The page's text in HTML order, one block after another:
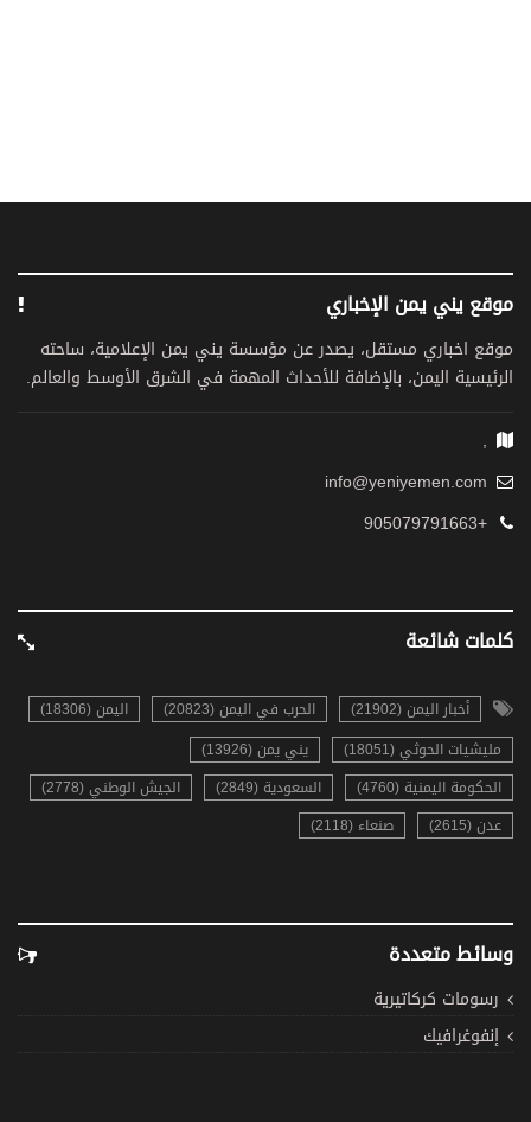
موقع يني يمن الإخباري
موقع اخباري مستقل، يصدر عن مؤسسة يني يمن الإعلامية، ساحته
الرئيسية اليمن، بالإضافة للأحداث المهمة في الشرق الأوسط والعالم.
,
info@yeniyemen.com
+905079791663
كلمات شائعة
أخبار اليمن (21902) الحرب في اليمن (20823)
اليمن (18306)
مليشيات الحوثي (18051)
يني يمن (13926)
الحكومة اليمنية (4760)
السعودية (2849)
الجيش الوطني (2778)
عدن (2615)
صنعاء (2118)
وسائط متعددة
رسومات كركاتيرية
إنفوغرافيك